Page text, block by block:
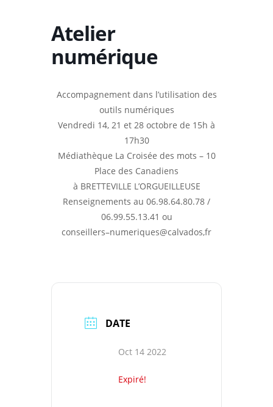
Atelier
numérique
Accompagnement dans l’utilisation des
outils numériques
Vendredi 14, 21 et 28 octobre de 15h à
17h30
Médiathèque La Croisée des mots – 10
Place des Canadiens
à BRETTEVILLE L’ORGUEILLEUSE
Renseignements au 06.98.64.80.78 /
06.99.55.13.41 ou
conseillers–numeriques@calvados,fr
DATE
Oct 14 2022
Expiré!